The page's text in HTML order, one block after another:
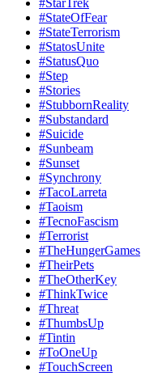
#StarTrek
#StateOfFear
#StateTerrorism
#StatosUnite
#StatusQuo
#Step
#Stories
#StubbornReality
#Substandard
#Suicide
#Sunbeam
#Sunset
#Synchrony
#TacoLarreta
#Taoism
#TecnoFascism
#Terrorist
#TheHungerGames
#TheirPets
#TheOtherKey
#ThinkTwice
#Threat
#ThumbsUp
#Tintin
#ToOneUp
#TouchScreen